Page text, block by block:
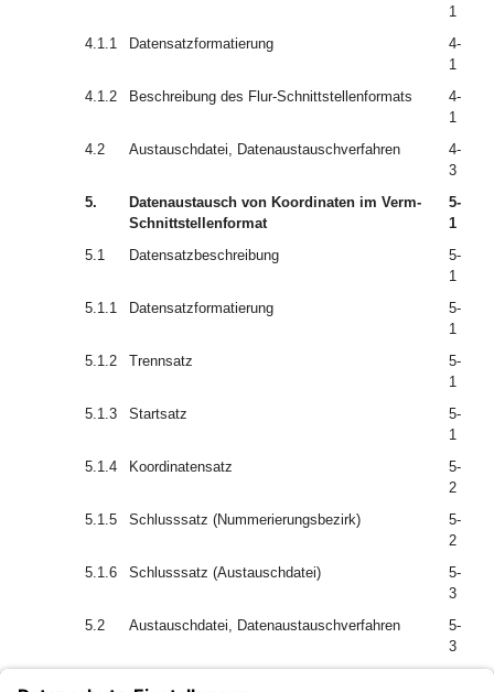
1
4.1.1
Datensatzformatierung
4-
1
4.1.2
Beschreibung des Flur-Schnittstellenformats
4-
1
4.2
Austauschdatei, Datenaustauschverfahren
4-
3
5.
Datenaustausch von Koordinaten im Verm-
Schnittstellenformat
5-
1
5.1
Datensatzbeschreibung
5-
1
5.1.1
Datensatzformatierung
5-
1
5.1.2
Trennsatz
5-
1
5.1.3
Startsatz
5-
1
5.1.4
Koordinatensatz
5-
2
5.1.5
Schlusssatz (Nummerierungsbezirk)
5-
2
5.1.6
Schlusssatz (Austauschdatei)
5-
3
5.2
Austauschdatei, Datenaustauschverfahren
5-
3